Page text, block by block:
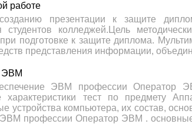
работе
презентации к защите
колледжей.Цель
подготовке к защите диплома.
представления информации,
ЭВМ
ЭВМ профессии Оператор
тест по предмету
компьютера, их состав,
профессии Оператор ЭВМ .